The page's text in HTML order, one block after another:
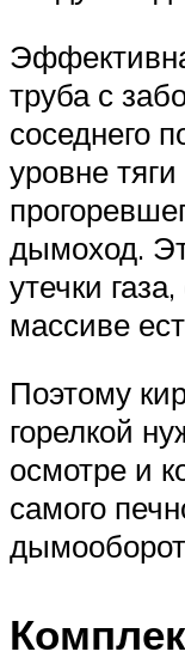
труба с
соседнего
уровне
дымоход.
утечки
массиве
Поэтому
горелкой
осмотре и
самого